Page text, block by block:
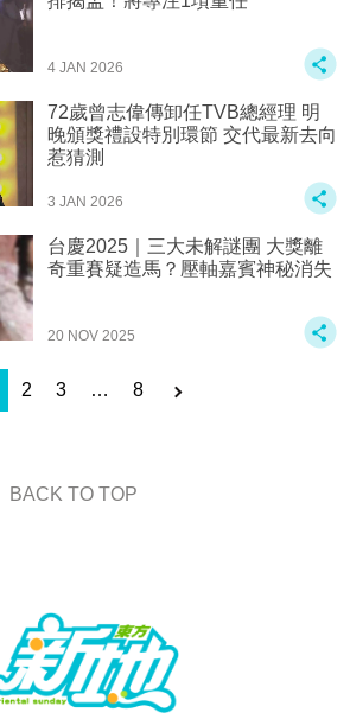
4 JAN 2026
72歲曾志偉傳卸任TVB總經理 明
晚頒獎禮設特別環節 交代最新去向
惹猜測
3 JAN 2026
台慶2025｜三大未解謎團 大獎離
奇重賽疑造馬？壓軸嘉賓神秘消失
20 NOV 2025
2 3 … 8
BACK TO TOP